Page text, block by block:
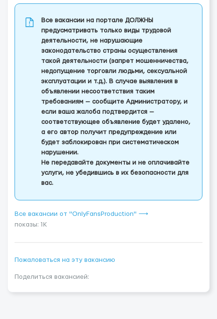
Все вакансии на портале ДОЛЖНЫ
предусматривать только виды трудовой
деятельности, не нарушающие
законодательство страны осуществления
такой деятельности (запрет мошенничества,
недопущение торговли людьми, сексуальной
эксплуатации и т.д.). В случае выявления в
объявлении несоответствия таким
требованиям — сообщите Администратору, и
если ваша жалоба подтвердится —
соответствующее объявление будет удалено,
а его автор получит предупреждение или
будет заблокирован при систематическом
нарушении.
Не передавайте документы и не оплачивайте
услуги, не убедившись в их безопасности для
вас.
Все вакансии от "OnlyFansProduction" ⟶
показы: 1K
Пожаловаться на эту вакансию
Поделиться вакансией: